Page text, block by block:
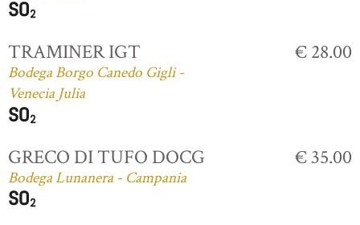
TRAMINER IGT
Bodega Borgo Canedo Gigli -
Venecia Julia
€ 28.00
GRECO DI TUFO DOCG
Bodega Lunanera - Campania
€ 35.00